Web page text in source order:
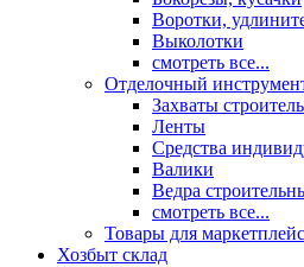
Воротки,
Выколотки
смотреть все...
Отделочный
Захваты
Ленты
Средства
Валики
Ведра
смотреть все...
Товары для
Хозбыт склад